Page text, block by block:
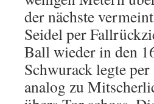
der nächste
Seidel per
Ball wieder in den
Schwurack legte
analog zu